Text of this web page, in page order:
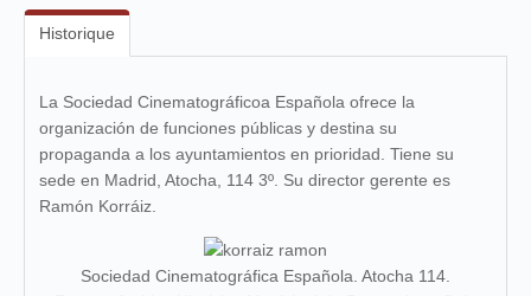
Historique
La Sociedad Cinematográficoa Española ofrece la
organización de funciones públicas y destina su
propaganda a los ayuntamientos en prioridad. Tiene su
sede en Madrid, Atocha, 114 3º. Su director gerente es
Ramón Korráiz.
Sociedad Cinematográfica Española. Atocha 114.